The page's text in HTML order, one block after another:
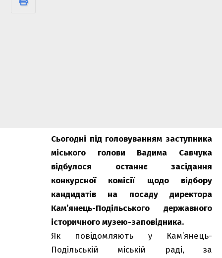
Сьогодні під головуванням заступника
міського голови Вадима Савчука
відбулося останнє засідання
конкурсної комісії щодо відбору
кандидатів на посаду директора
Кам’янець-Подільського державного
історичного музею-заповідника.
Як повідомляють у Кам’янець-
Подільській міській раді, за